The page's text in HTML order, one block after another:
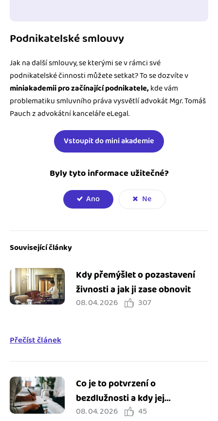
Podnikatelské smlouvy
Jak na další smlouvy, se kterými se v rámci své
podnikatelské činnosti můžete setkat? To se dozvíte v
miniakademii pro začínající podnikatele,kde vám
problematiku smluvního práva vysvětlí advokát Mgr. Tomáš
Pauch z advokátní kanceláře eLegal.
Vstoupit do mini akademie
Byly tyto informace užitečné?
Ano Ne
Související články
Kdy přemýšlet o pozastavení
živnosti a jak ji zase obnovit
08. 04. 2026 307
Přečíst článek
Co je to potvrzení o
bezdlužnosti a kdy jej
potřebuji?
08. 04. 2026 45